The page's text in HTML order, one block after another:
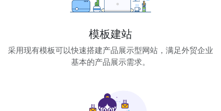
模板建站
采用现有模板可以快速搭建产品展示型网站，满足外贸企业
基本的产品展示需求。